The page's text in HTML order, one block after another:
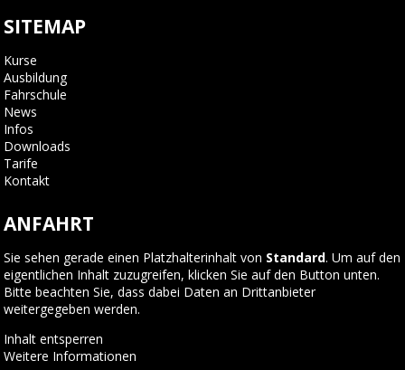
SITEMAP
Kurse
Ausbildung
Fahrschule
News
Infos
Downloads
Tarife
Kontakt
ANFAHRT
Sie sehen gerade einen Platzhalterinhalt von Standard. Um auf den
eigentlichen Inhalt zuzugreifen, klicken Sie auf den Button unten.
Bitte beachten Sie, dass dabei Daten an Drittanbieter
weitergegeben werden.
Inhalt entsperren
Weitere Informationen